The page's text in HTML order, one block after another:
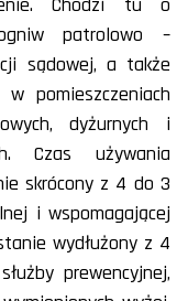
Chodzi tu o
patrolowo –
sądowej, a także
w pomieszczeniach
dyżurnych i
Czas używania
skrócony z 4 do 3
i wspomagającej
wydłużony z 4
prewencyjnej,